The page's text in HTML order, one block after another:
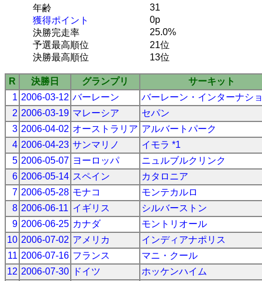
年齢
31
獲得ポイント
0p
決勝完走率
25.0%
予選最高順位
21位
決勝最高順位
13位
R 決勝日 グランプリ
サーキット
1 2006-03-12 バーレーン
バーレーン・インターナシ
2 2006-03-19 マレーシア
セパン
3 2006-04-02 オーストラリア アルバートパーク
4 2006-04-23 サンマリノ
イモラ *1
5 2006-05-07 ヨーロッパ
ニュルブルクリンク
6 2006-05-14 スペイン
カタロニア
7 2006-05-28 モナコ
モンテカルロ
8 2006-06-11 イギリス
シルバーストン
9 2006-06-25 カナダ
モントリオール
10 2006-07-02 アメリカ
インディアナポリス
11 2006-07-16 フランス
マニ・クール
12 2006-07-30 ドイツ
ホッケンハイム